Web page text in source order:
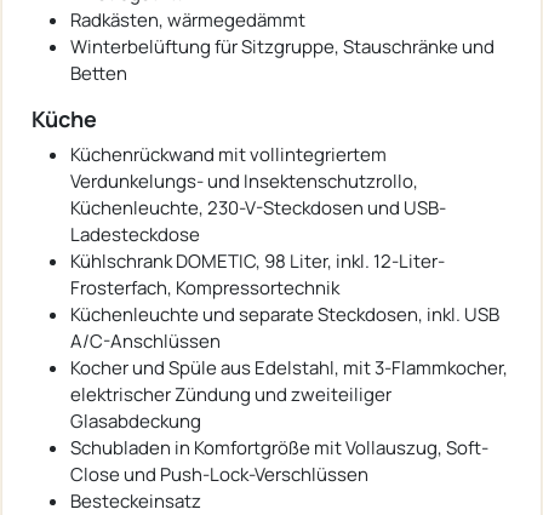
Radkästen, wärmegedämmt
Winterbelüftung für Sitzgruppe, Stauschränke und
Betten
Küche
Küchenrückwand mit vollintegriertem
Verdunkelungs- und Insektenschutzrollo,
Küchenleuchte, 230-V-Steckdosen und USB-
Ladesteckdose
Kühlschrank DOMETIC, 98 Liter, inkl. 12-Liter-
Frosterfach, Kompressortechnik
Küchenleuchte und separate Steckdosen, inkl. USB
A/C-Anschlüssen
Kocher und Spüle aus Edelstahl, mit 3-Flammkocher,
elektrischer Zündung und zweiteiliger
Glasabdeckung
Schubladen in Komfortgröße mit Vollauszug, Soft-
Close und Push-Lock-Verschlüssen
Besteckeinsatz